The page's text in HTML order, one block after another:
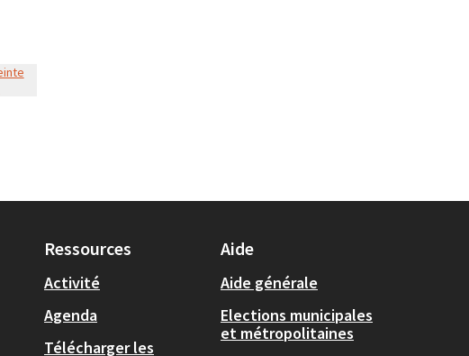
Ressources
Activité
Agenda
Télécharger les
Aide
Aide générale
Elections municipales
et métropolitaines